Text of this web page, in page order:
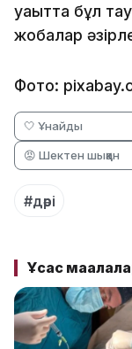
уақытта бұл
жобалар
Фото:
🤍 Ұнайды
😡 Шектен шыққан
#дәрі
Ұқсас